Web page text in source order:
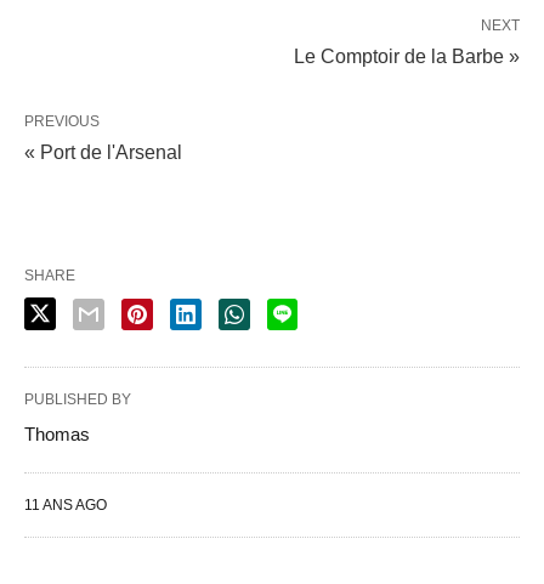
NEXT
Le Comptoir de la Barbe »
PREVIOUS
« Port de l'Arsenal
SHARE
PUBLISHED BY
Thomas
11 ANS AGO